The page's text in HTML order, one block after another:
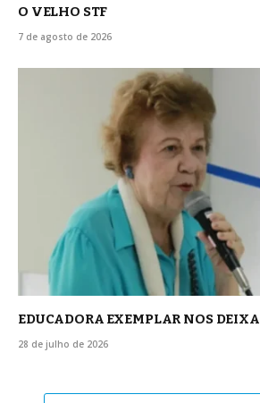
O VELHO STF
7 de agosto de 2026
EDUCADORA EXEMPLAR NOS DEIXA
28 de julho de 2026